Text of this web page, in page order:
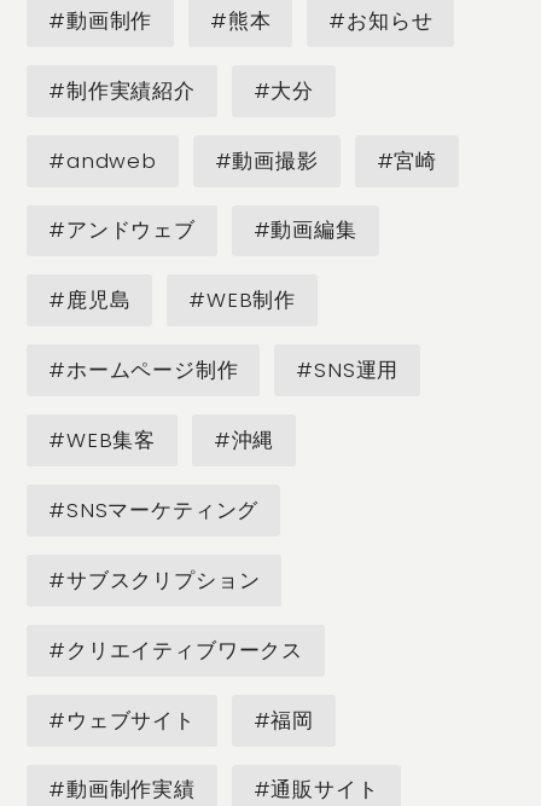
#動画制作 #熊本 #お知らせ
#制作実績紹介 #大分
#andweb #動画撮影 #宮崎
#アンドウェブ #動画編集
#鹿児島 #WEB制作
#ホームページ制作 #SNS運用
#WEB集客 #沖縄
#SNSマーケティング
#サブスクリプション
#クリエイティブワークス
#ウェブサイト #福岡
#動画制作実績 #通販サイト